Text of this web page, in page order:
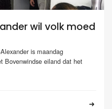
wil volk moed
is maandag
Bovenwindse eiland dat het